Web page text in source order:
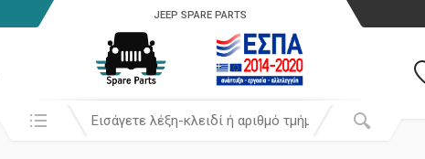
JEEP SPARE PARTS
Αναζήτησή σε: